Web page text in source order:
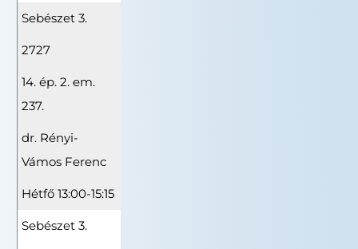
Sebészet 3.
2727
14. ép. 2. em.
237.
dr. Rényi-
Vámos Ferenc
Hétfő 13:00-15:15
Sebészet 3.